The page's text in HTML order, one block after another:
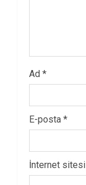
Ad *
E-posta *
İnternet sitesi